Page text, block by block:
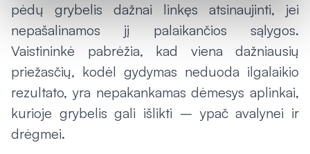
pėdų grybelis dažnai linkęs atsinaujinti, jei
nepašalinamos jį palaikančios sąlygos.
Vaistininkė pabrėžia, kad viena dažniausių
priežasčių, kodėl gydymas neduoda ilgalaikio
rezultato, yra nepakankamas dėmesys aplinkai,
kurioje grybelis gali išlikti – ypač avalynei ir
drėgmei.